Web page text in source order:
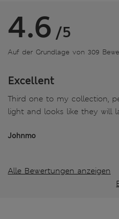
4.6 /5
Auf der Grundlage von 309
Excellent
Third one to my collection,
light and looks like they will
Johnmo
Alle Bewertungen anzeigen